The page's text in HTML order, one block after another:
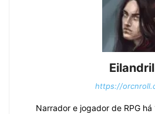
Eilandril
https://
Narrador e jogador de RPG